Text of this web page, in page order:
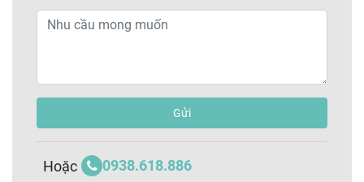
Gửi
Hoặc 0938.618.886